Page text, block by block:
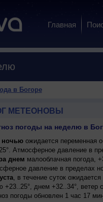
Главная
в Богоре
МЕТЕОНОВЫ
погоды на неделю в
ночьюожидается переменная
Атмосферное давление в
днем малооблачная погода,
давление в пределах
, в течение суток
+23..25°, днем +32..34°, ветер
погоды обновлен 1 час 17